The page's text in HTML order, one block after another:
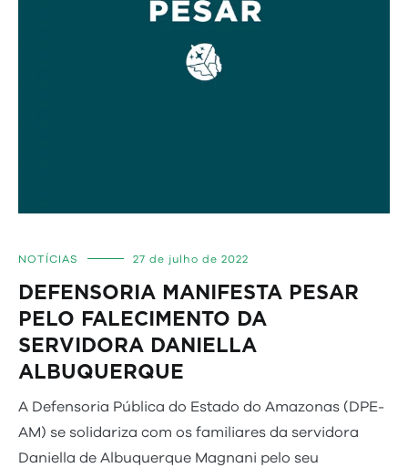
NOTÍCIAS 27 de julho de 2022
DEFENSORIA MANIFESTA PESAR
PELO FALECIMENTO DA
SERVIDORA DANIELLA
ALBUQUERQUE
A Defensoria Pública do Estado do Amazonas (DPE-
AM) se solidariza com os familiares da servidora
Daniella de Albuquerque Magnani pelo seu